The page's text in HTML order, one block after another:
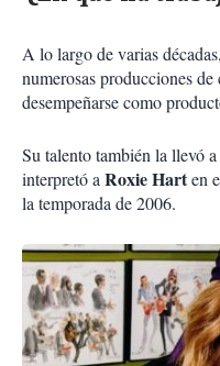
A lo largo de varias
numerosas producciones
desempeñarse como
Su talento también la llevó
interpretó aRoxie Harten
la temporada de 2006.